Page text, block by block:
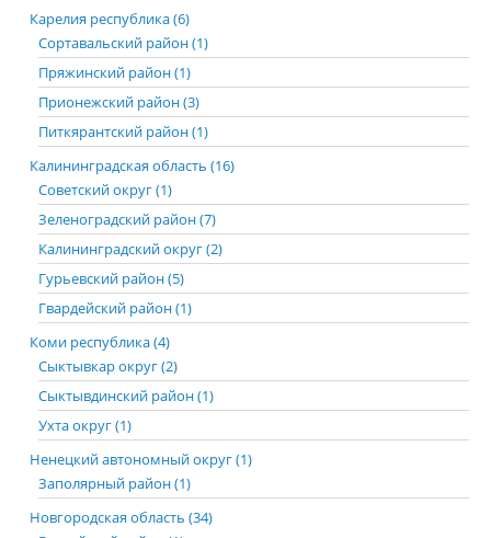
Карелия республика (6)
Сортавальский район (1)
Пряжинский район (1)
Прионежский район (3)
Питкярантский район (1)
Калининградская область (16)
Советский округ (1)
Зеленоградский район (7)
Калининградский округ (2)
Гурьевский район (5)
Гвардейский район (1)
Коми республика (4)
Сыктывкар округ (2)
Сыктывдинский район (1)
Ухта округ (1)
Ненецкий автономный округ (1)
Заполярный район (1)
Новгородская область (34)